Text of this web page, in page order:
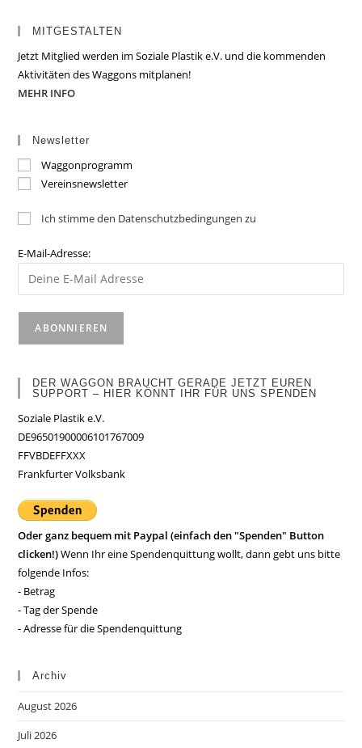
MITGESTALTEN
Jetzt Mitglied werden im Soziale Plastik e.V. und die kommenden
Aktivitäten des Waggons mitplanen!
MEHR INFO
Newsletter
Waggonprogramm
Vereinsnewsletter
Ich stimme den Datenschutzbedingungen zu
E-Mail-Adresse:
DER WAGGON BRAUCHT GERADE JETZT EUREN
SUPPORT – HIER KÖNNT IHR FÜR UNS SPENDEN
Soziale Plastik e.V.
DE96501900006101767009
FFVBDEFFXXX
Frankfurter Volksbank
Oder ganz bequem mit Paypal (einfach den "Spenden" Button
clicken!)Wenn Ihr eine Spendenquittung wollt, dann gebt uns bitte
folgende Infos:
- Betrag
- Tag der Spende
- Adresse für die Spendenquittung
Archiv
August 2026
Juli 2026